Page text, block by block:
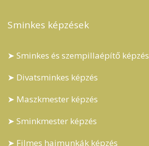
Sminkes képzések
➤ Sminkes és szempillaépítő képzés
➤ Divatsminkes képzés
➤ Maszkmester képzés
➤ Sminkmester képzés
➤ Filmes hajmunkák képzés